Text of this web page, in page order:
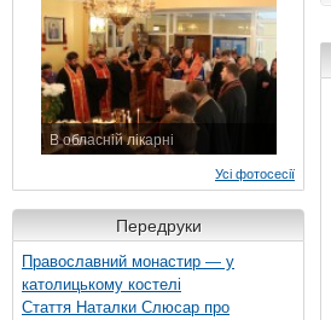
В обласній лікарні
Усі фотосесії
Передруки
Православний монастир — у
католицькому костелі
Стаття Наталки Слюсар про